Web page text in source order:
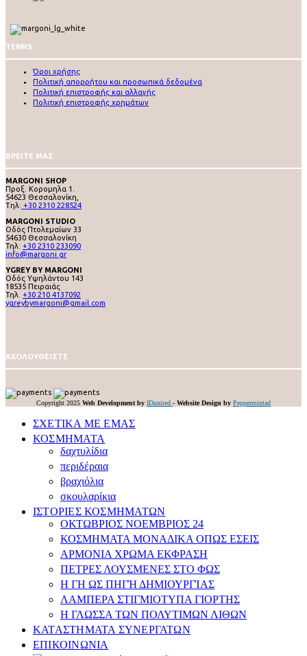
TERMS
Όροι χρήσης
Πολιτική απορρήτου και προσωπικά δεδομένα
Πολιτική επιστροφής και αλλαγής
Πολιτική επιστροφής χρημάτων
ΒΡΕΙΤΕ ΜΑΣ
MARGONI SHOP
Προξ. Κορομηλα 1.
54623 Θεσσαλονίκη,
Tηλ: +30 2310 228524
MARGONI STUDIO
Οδός Πτολεμαίων 33
54630 Θεσσαλονίκη
Τηλ: +30 2310 233090
info@margoni.gr
YGREY BY MARGONI
Oδός Υψηλάντου 143
18535 Πειραιάς
Τηλ. +30 210 4137092
ygreybymargoni@gmail.com
ΑΚΟΛΟΥΘΕΙΣΤΕ
Copyright 2025 Web Development by IDunited - Website Design by Peppermintad
ΣΧΕΤΙΚΑ ΜΕ ΕΜΑΣ
ΚΟΣΜΗΜΑΤΑ
δαχτυλίδια
περιδέραια
βραχιόλια
σκουλαρίκια
ΙΣΤΟΡΙΕΣ ΚΟΣΜΗΜΑΤΩΝ
ΟΚΤΩΒΡΙΟΣ ΝΟΕΜΒΡΙΟΣ 24
ΚΟΣΜΗΜΑΤΑ ΜΟΝΑΔΙΚΑ ΟΠΩΣ ΕΣΕΙΣ
APMONIA ΧΡΩΜΑ EΚΦΡΑΣΗ
ΠΕΤΡΕΣ ΛΟΥΣΜEΝΕΣ ΣΤΟ ΦΩΣ
Η ΓΗ ΩΣ ΠΗΓΉ ΔΗΜΙΟΥΡΓΊΑΣ
ΛΑΜΠΕΡΑ ΣΤΙΓΜΙΟΤΥΠΑ ΓΙΟΡΤΗΣ
Η ΓΛΩΣΣΑ ΤΩΝ ΠΟΛΥΤΙΜΩΝ ΛΙΘΩΝ
ΚΑΤΑΣΤΗΜΑΤΑ ΣΥΝΕΡΓΑΤΩΝ
ΕΠΙΚΟΙΝΩΝΙΑ